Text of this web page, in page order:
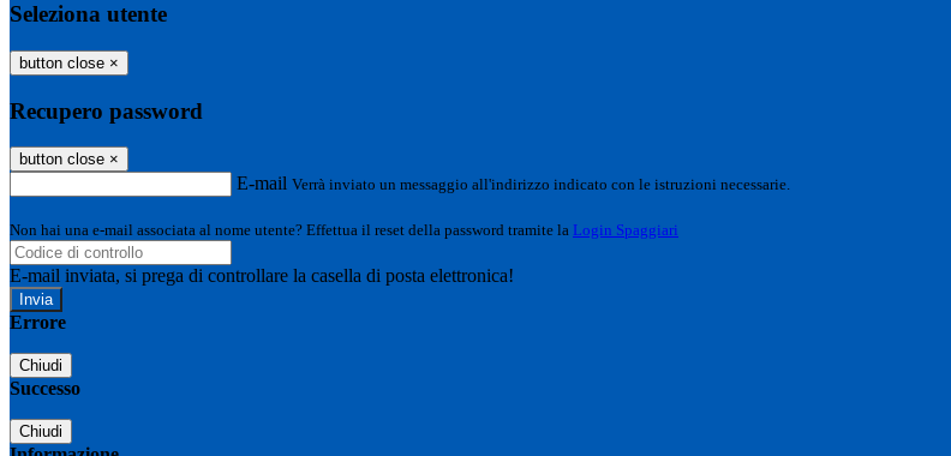
Seleziona utente
button close ×
Recupero password
button close ×
E-mail Verrà inviato un messaggio all'indirizzo indicato con le istruzioni necessarie.
Non hai una e-mail associata al nome utente? Effettua il reset della password tramite la Login Spaggiari
E-mail inviata, si prega di controllare la casella di posta elettronica!
Errore
Chiudi
Successo
Chiudi